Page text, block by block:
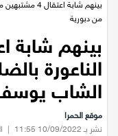
عيلبون
دير حنا
سخنين
عرابة
الرئيسية / اخبار محلية
/
الناعورة
الشاب
موقع الحمرا